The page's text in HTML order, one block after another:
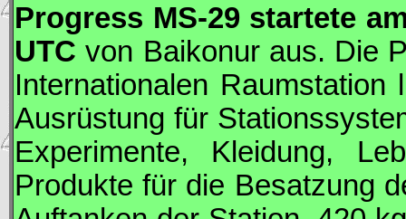
Progress MS-29 startete
UTC von Baikonur aus. Die
Internationalen
Ausrüstung für
Experimente, Kleidung,
Produkte für die Besatzung